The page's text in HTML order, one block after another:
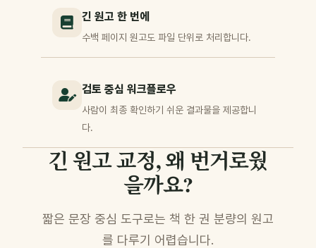
긴 원고 한 번에
수백 페이지 원고도 파일 단위로 처리합니다.
검토 중심 워크플로우
사람이 최종 확인하기 쉬운 결과물을 제공합니
다.
긴 원고 교정, 왜 번거로웠
을까요?
짧은 문장 중심 도구로는 책 한 권 분량의 원고
를 다루기 어렵습니다.